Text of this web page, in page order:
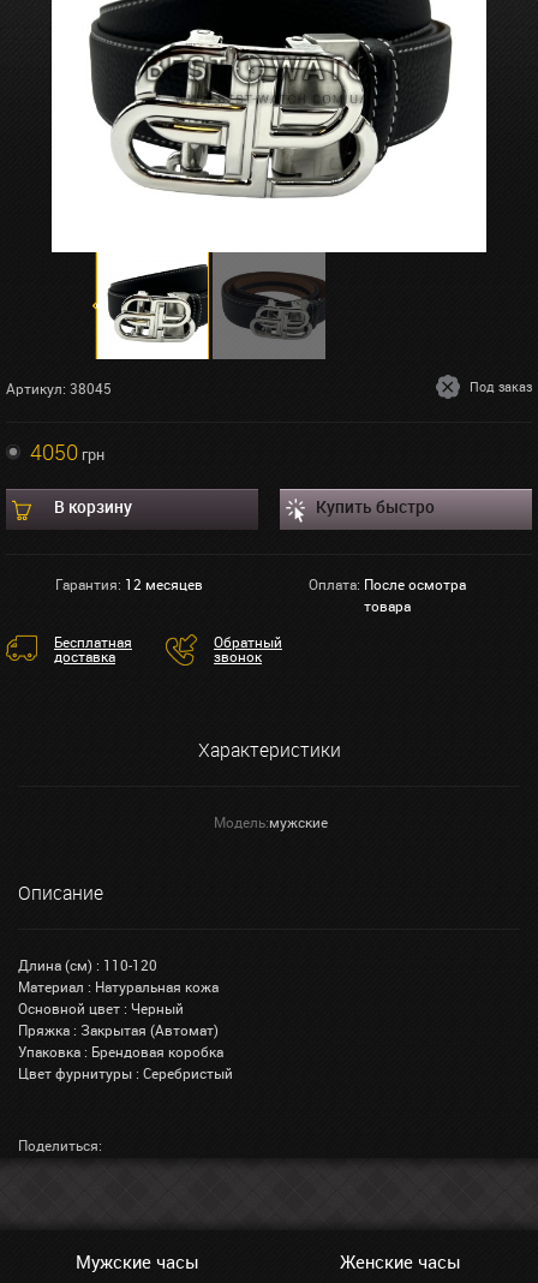
Артикул: 38045 Под заказ
4050грн
В корзину Купить быстро
Гарантия: 12 месяцев Оплата: После осмотра
товара
Бесплатная
доставка
Обратный
звонок
Характеристики
Модель:мужские
Описание
Длина (см) : 110-120
Материал : Натуральная кожа
Основной цвет : Черный
Пряжка : Закрытая (Автомат)
Упаковка : Брендовая коробка
Цвет фурнитуры : Серебристый
Поделиться:
Мужские часы Женские часы